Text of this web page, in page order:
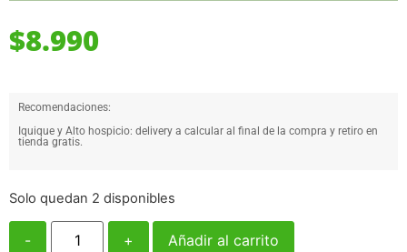
$8.990
Recomendaciones:
Iquique y Alto hospicio: delivery a calcular al final de la compra y retiro en
tienda gratis.
Solo quedan 2 disponibles
- + Añadir al carrito